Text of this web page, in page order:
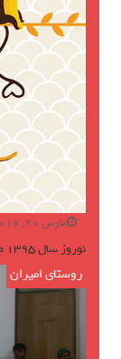
مارس 20, 2016
نوروز سال ۱۳۹۵ مبارک باد
روستای امیران